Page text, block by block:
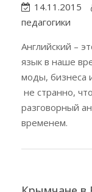
14.11.2015
педагогики
Английский –
язык в наше
моды, бизнеса
не странно,
разговорный
временем.